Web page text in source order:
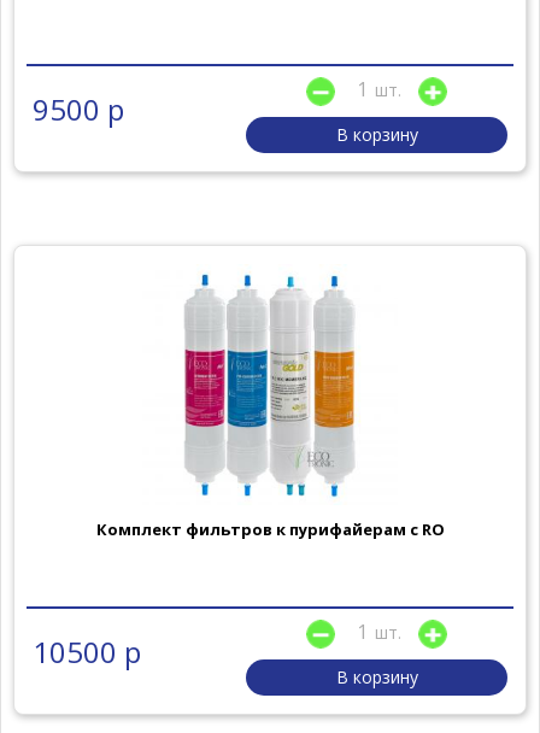
9500 р
шт.
В корзину
Комплект фильтров к пурифайерам с RO
10500 р
шт.
В корзину